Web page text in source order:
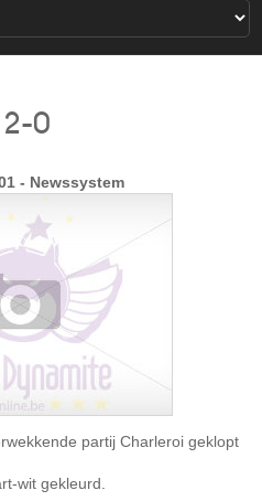
2-0
- Newssystem
partij Charleroi geklopt
wit gekleurd.